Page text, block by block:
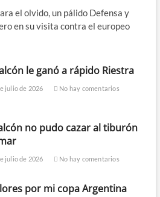
el olvido, un pálido Defensa y
en su visita contra el europeo
le ganó a rápido Riestra
julio de 2026 No hay comentarios
no pudo cazar al tiburón
julio de 2026 No hay comentarios
por mi copa Argentina